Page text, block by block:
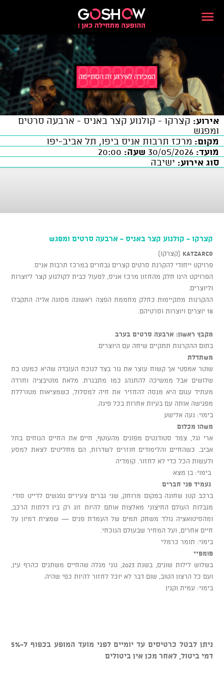
אירוע: קצרקו - קולנוע קצר באניס - ארבעה סרטים
ומפגש
מקום: מרכז תרבות אניס ביפו, תל אביב-יפו
מועד:
שעה:
סוג אירוע: ישיבה
קצרקו - קולנוע קצר באניס - ארבעה סרטים ומפגש
KATZARCO (קצרקו)
פרויקט ייחודי להקרנת סרטים קצרים נבחרים במרכז תרבות אניס.
הפרויקט הינו חלק מהחזון מרכז אניס, לפעול כבית לקולנוע קצר ליוצרות
וליוצרים.
ההקרנות מתקיימות כחלק מחממת הפצה ראשונה מסוגה אליה התקבלו
18 יוצרים ויוצרות וסרטיהם.
מקבץ ראשון: ארבעה סרטים בערב
בתום ההקרנות תתקיים שיחה עם היוצרים.
משתדלת
שוטר אמפטי אך קשוח עוצר את נור בצד לנוכח העובדה שהיא כמעט בת
שלושים אבל ממשיכה להתנהג כמו מתבגרת. מלאת מוטיבציה וחרדה
מעתיד עגום היא מנסה להחזיר את חיה למסלול, כשמציאות מטורללת
מפגישה אותה עם בעיות אחרות בכל פינה.
בימוי: נעה אלישע
משהו מכלום
ארי וגל, צמד סטודנטים מפונים מהעוטף, חיים את החיים הנוחים בתל
אביב. כשהחיים והלימודים חוזרים לשדרות, הם מחליטים לצאת למסע
ולעשות הכל כדי לא לחזור. קומדיה
בימוי: בן מצא
נעמיד פני חברים
ברכב קטן שחונה במקום מרוחק, שני גברים צעירים נפגשים לדייט סודי.
מגבלות העולם החיצוני מאלצות אותם להיות זוג רק בין דלתות הרכב,
ומהסיטואציה נולד משחק תמים של העמדת פנים — שמצית דמיון על
חיים אחרים, ועל המחיר שבעולם הנוכחי.
בימוי: תומר כרמלי
פומפיי
בשלוש לילות שונים, בשנת 2023, גוני מגלה שהחיים משתנים כהרף עין,
ועם כל הרצון הטוב, שום דבר לא יוכל לחזור להיות כפי שהיה.
בימוי: עמית וקנין
ניתן לבטל כרטיסים עד יומיים לפני מועד המופע בכפוף ל-5%
דמי ביטול, לאחר מכן אין ביטולים